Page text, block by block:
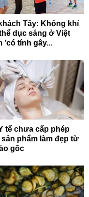
Tây: Không khí
dục sáng ở Việt
'có tính gây...
tế chưa cấp phép
phẩm làm đẹp từ
gốc